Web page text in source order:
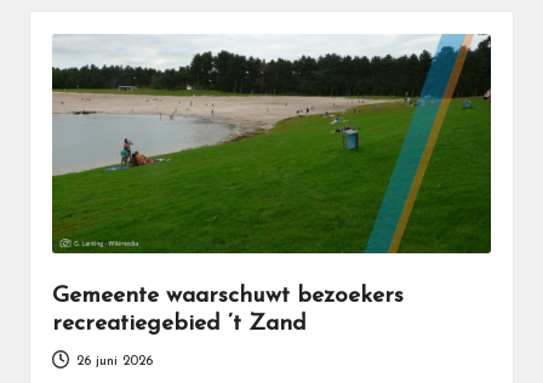
Gemeente waarschuwt bezoekers
recreatiegebied ’t Zand
26 juni 2026